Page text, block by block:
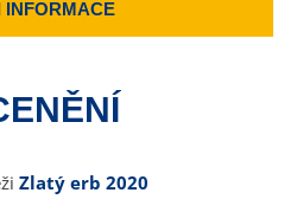
INFORMACE
Zlatý erb 2020